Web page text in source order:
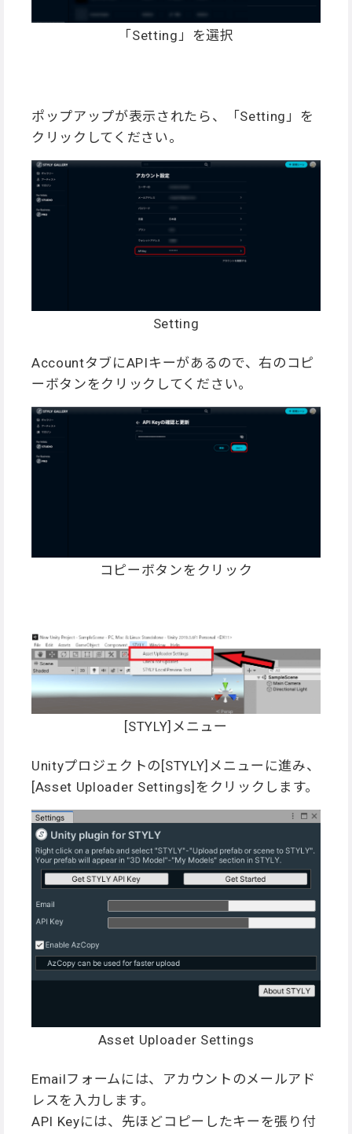
「Setting」を選択
ポップアップが表示されたら、「Setting」を
クリックしてください。
Setting
AccountタブにAPIキーがあるので、右のコピ
ーボタンをクリックしてください。
コピーボタンをクリック
[STYLY]メニュー
Unityプロジェクトの[STYLY]メニューに進み、
[Asset Uploader Settings]をクリックします。
Asset Uploader Settings
Emailフォームには、アカウントのメールアド
レスを入力します。
API Keyには、先ほどコピーしたキーを張り付